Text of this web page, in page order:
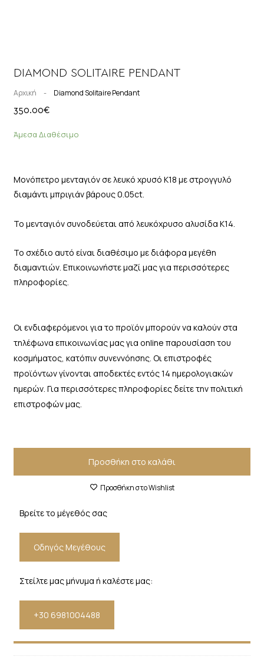
DIAMOND SOLITAIRE PENDANT
Αρχική - Diamond Solitaire Pendant
350.00€
Άμεσα Διαθέσιμο
Μονόπετρο μενταγιόν σε λευκό χρυσό Κ18 με στρογγυλό
διαμάντι μπριγιάν βάρους 0.05ct.
Το μενταγιόν συνοδεύεται από λευκόχρυσο αλυσίδα Κ14.
Το σχέδιο αυτό είναι διαθέσιμο με διάφορα μεγέθη
διαμαντιών. Επικοινωνήστε μαζί μας για περισσότερες
πληροφορίες.
Οι ενδιαφερόμενοι για το προϊόν μπορούν να καλούν στα
τηλέφωνα επικοινωνίας μας για online παρουσίαση του
κοσμήματος, κατόπιν συνεννόησης. Οι επιστροφές
προϊόντων γίνονται αποδεκτές εντός 14 ημερολογιακών
ημερών. Για περισσότερες πληροφορίες δείτε την πολιτική
επιστροφών μας.
Προσθήκη στο καλάθι
Προσθήκη στο Wishlist
Βρείτε το μέγεθός σας
Οδηγός Μεγέθους
Στείλτε μας μήνυμα ή καλέστε μας:
+30 6981004488